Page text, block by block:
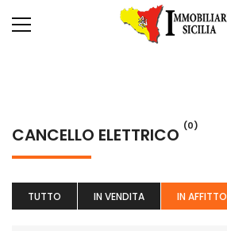
CANCELLO ELETTRICO (0)
TUTTO IN VENDITA IN AFFITTO